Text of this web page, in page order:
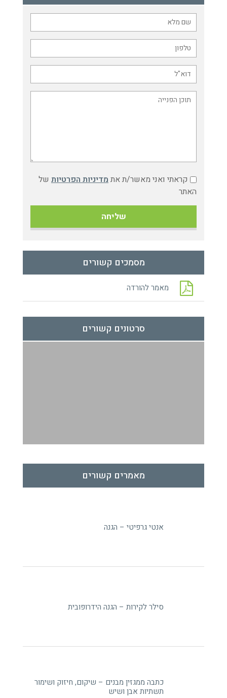
קראתי ואני מאשר/ת את מדיניות הפרטיות של
האתר
מסמכים קשורים
מאמר להורדה
סרטונים קשורים
מאמרים קשורים
אנטי גרפיטי – הגנה
סילר לקירות – הגנה הידרופובית
כתבה ממגזין מבנים – שיקום, חיזוק ושימור
תשתיות אבן ושיש